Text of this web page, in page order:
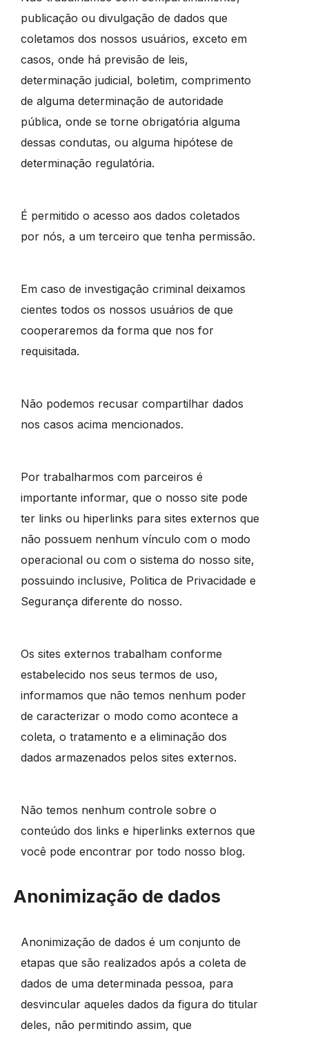
publicação ou divulgação de dados que
coletamos dos nossos usuários, exceto em
casos, onde há previsão de leis,
determinação judicial, boletim, comprimento
de alguma determinação de autoridade
pública, onde se torne obrigatória alguma
dessas condutas, ou alguma hipótese de
determinação regulatória.
É permitido o acesso aos dados coletados
por nós, a um terceiro que tenha permissão.
Em caso de investigação criminal deixamos
cientes todos os nossos usuários de que
cooperaremos da forma que nos for
requisitada.
Não podemos recusar compartilhar dados
nos casos acima mencionados.
Por trabalharmos com parceiros é
importante informar, que o nosso site pode
ter links ou hiperlinks para sites externos que
não possuem nenhum vínculo com o modo
operacional ou com o sistema do nosso site,
possuindo inclusive, Politica de Privacidade e
Segurança diferente do nosso.
Os sites externos trabalham conforme
estabelecido nos seus termos de uso,
informamos que não temos nenhum poder
de caracterizar o modo como acontece a
coleta, o tratamento e a eliminação dos
dados armazenados pelos sites externos.
Não temos nenhum controle sobre o
conteúdo dos links e hiperlinks externos que
você pode encontrar por todo nosso blog.
Anonimização de dados
Anonimização de dados é um conjunto de
etapas que são realizados após a coleta de
dados de uma determinada pessoa, para
desvincular aqueles dados da figura do titular
deles, não permitindo assim, que